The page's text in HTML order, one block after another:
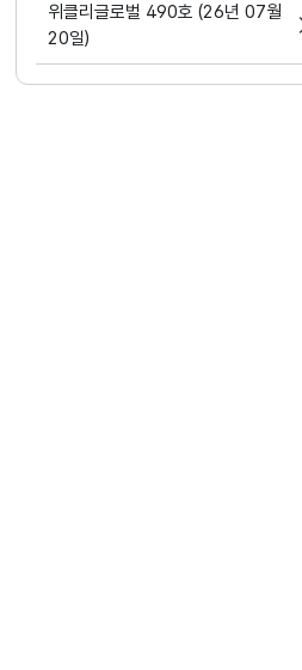
위클리글로벌 490호 (26년 07월
20일)